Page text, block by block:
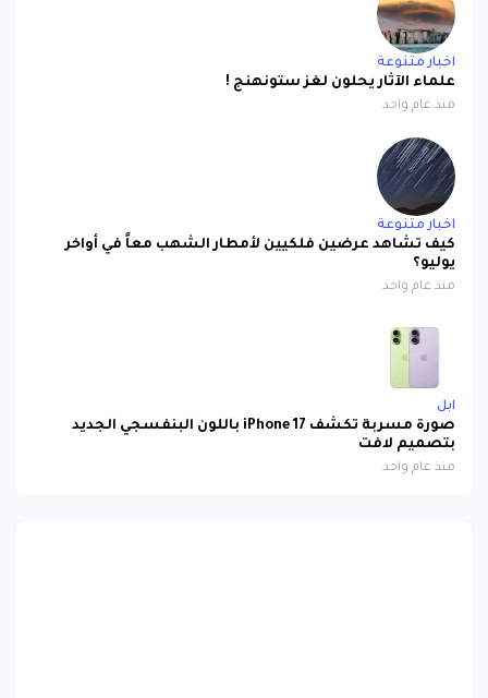
اخبار متنوعة
علماء الآثار يحلون لغز ستونهنج !
منذ عام واحد
اخبار متنوعة
كيف تشاهد عرضين فلكيين لأمطار الشهب معاً في أواخر
يوليو؟
منذ عام واحد
ابل
صورة مسربة تكشف iPhone 17 باللون البنفسجي الجديد
بتصميم لافت
منذ عام واحد